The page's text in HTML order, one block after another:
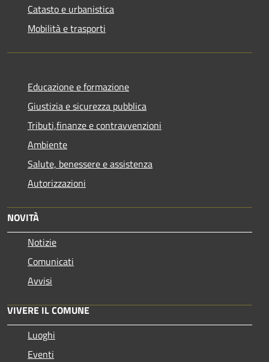
Catasto e urbanistica
Mobilità e trasporti
Educazione e formazione
Giustizia e sicurezza pubblica
Tributi,finanze e contravvenzioni
Ambiente
Salute, benessere e assistenza
Autorizzazioni
NOVITÀ
Notizie
Comunicati
Avvisi
VIVERE IL COMUNE
Luoghi
Eventi